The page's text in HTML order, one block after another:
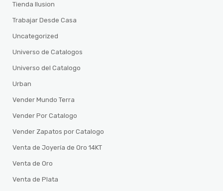
Tienda Ilusion
Trabajar Desde Casa
Uncategorized
Universo de Catalogos
Universo del Catalogo
Urban
Vender Mundo Terra
Vender Por Catalogo
Vender Zapatos por Catalogo
Venta de Joyería de Oro 14KT
Venta de Oro
Venta de Plata